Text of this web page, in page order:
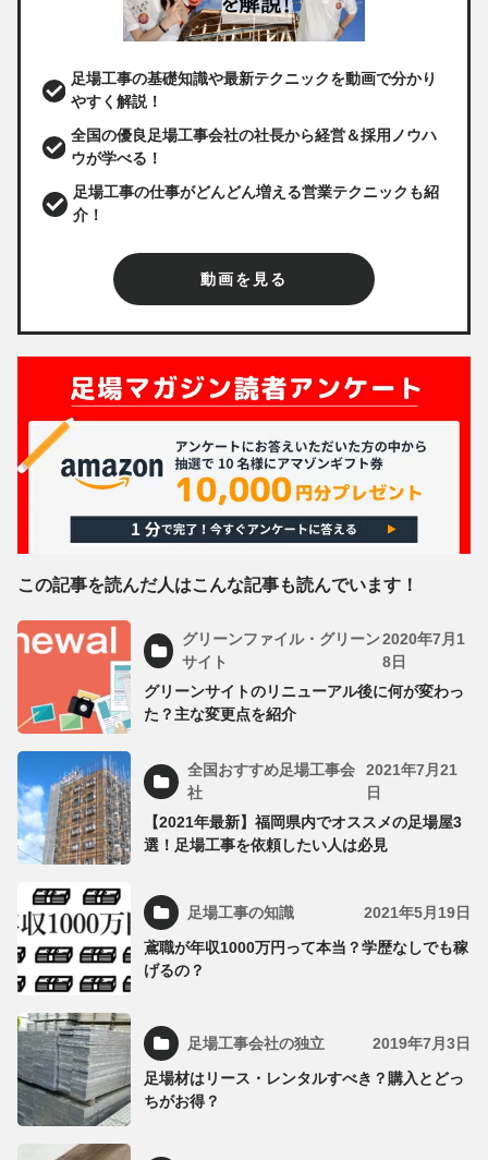
足場工事の基礎知識や最新テクニックを動画で分かり
やすく解説！
全国の優良足場工事会社の社長から経営＆採用ノウハ
ウが学べる！
足場工事の仕事がどんどん増える営業テクニックも紹
介！
動画を見る
この記事を読んだ人はこんな記事も読んでいます！
グリーンファイル・グリーン
サイト
2020年7月1
8日
グリーンサイトのリニューアル後に何が変わっ
た？主な変更点を紹介
全国おすすめ足場工事会
社
2021年7月21
日
【2021年最新】福岡県内でオススメの足場屋3
選！足場工事を依頼したい人は必見
足場工事の知識 2021年5月19日
鳶職が年収1000万円って本当？学歴なしでも稼
げるの？
足場工事会社の独立 2019年7月3日
足場材はリース・レンタルすべき？購入とどっ
ちがお得？